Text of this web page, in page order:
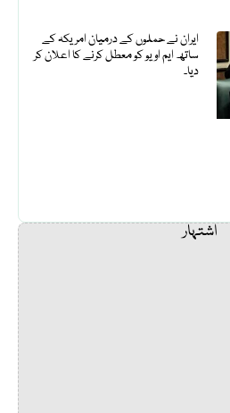
ایران نے حملوں کے درمیان امریکہ کے
ساتھ ایم او یو کو معطل کرنے کا اعلان کر
دیا۔
اشتہار